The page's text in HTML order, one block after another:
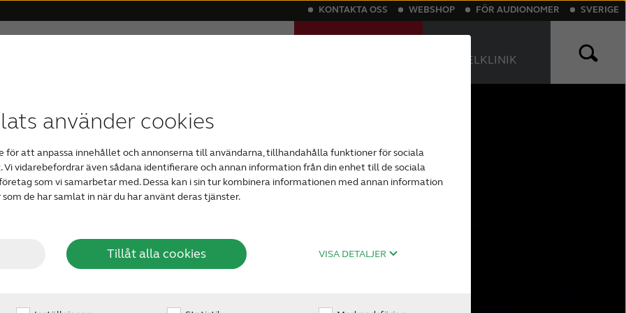
använder cookies
för att anpassa innehållet och annonserna till användarna, tillhandahålla funktioner för sociala
Vi vidarebefordrar även sådana identifierare och annan information från din enhet till de sociala
som vi samarbetar med. Dessa kan i sin tur kombinera informationen med annan information
de har samlat in när du har använt deras tjänster.
Tillåt alla cookies VISA DETALJER
KONTAKTA OSS WEBSHOP FÖR AUDIONOMER SVERIGE
HÖRSELKLINIK
Din blogg om
hörsel